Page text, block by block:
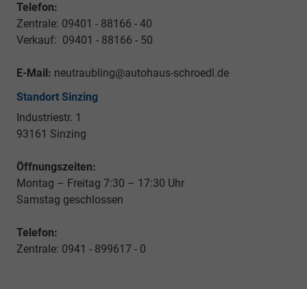
Telefon:
Zentrale: 09401 - 88166 - 40
Verkauf: 09401 - 88166 - 50
E-Mail: neutraubling@autohaus-schroedl.de
Standort Sinzing
Industriestr. 1
93161 Sinzing
Öffnungszeiten:
Montag – Freitag 7:30 – 17:30 Uhr
Samstag geschlossen
Telefon:
Zentrale: 0941 - 899617 - 0